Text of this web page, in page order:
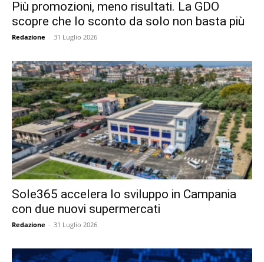
Più promozioni, meno risultati. La GDO
scopre che lo sconto da solo non basta più
Redazione - 31 Luglio 2026
Sole365 accelera lo sviluppo in Campania
con due nuovi supermercati
Redazione - 31 Luglio 2026